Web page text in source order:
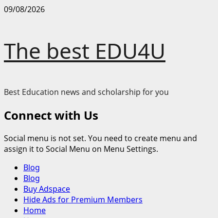
Skip
09/08/2026
The best EDU4U
Best Education news and scholarship for you
Connect with Us
Social menu is not set. You need to create menu and
assign it to Social Menu on Menu Settings.
Primary
Menu
Blog
Blog
Buy Adspace
Hide Ads for Premium Members
Home